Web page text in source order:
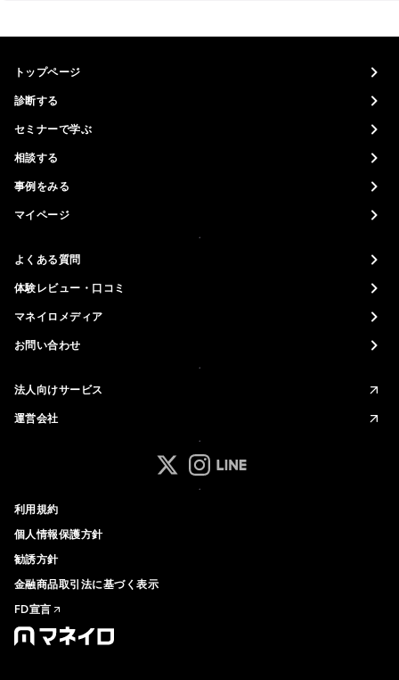
トップページ
診断する
セミナーで学ぶ
相談する
事例をみる
マイページ
よくある質問
体験レビュー・口コミ
マネイロメディア
お問い合わせ
法人向けサービス
運営会社
マネイロ公式 Xアカウント
マネイロ公式 Instagramアカウ
マネイロ公式 LINEアカウ
利用規約
個人情報保護方針
勧誘方針
金融商品取引法に基づく表示
FD宣言